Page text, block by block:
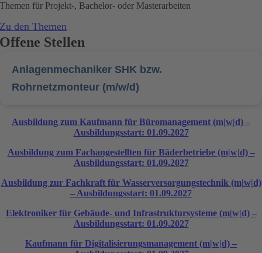
Themen für Projekt-, Bachelor- oder Masterarbeiten
Zu den Themen
Offene Stellen
Anlagenmechaniker SHK bzw.
Rohrnetzmonteur (m/w/d)
Ausbildung zum Kaufmann für Büromanagement (m|w|d) –
Ausbildungsstart: 01.09.2027
Ausbildung zum Fachangestellten für Bäderbetriebe (m|w|d) –
Ausbildungsstart: 01.09.2027
Ausbildung zur Fachkraft für Wasserversorgungstechnik (m|w|d)
– Ausbildungsstart: 01.09.2027
Elektroniker für Gebäude- und Infrastruktursysteme (m|w|d) –
Ausbildungsstart: 01.09.2027
Kaufmann für Digitalisierungsmanagement (m|w|d) –